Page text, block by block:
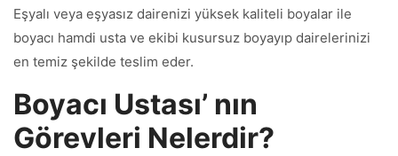
Eşyalı veya eşyasız dairenizi yüksek kaliteli boyalar ile
boyacı hamdi usta ve ekibi kusursuz boyayıp dairelerinizi
en temiz şekilde teslim eder.
Boyacı Ustası’ nın
Görevleri Nelerdir?